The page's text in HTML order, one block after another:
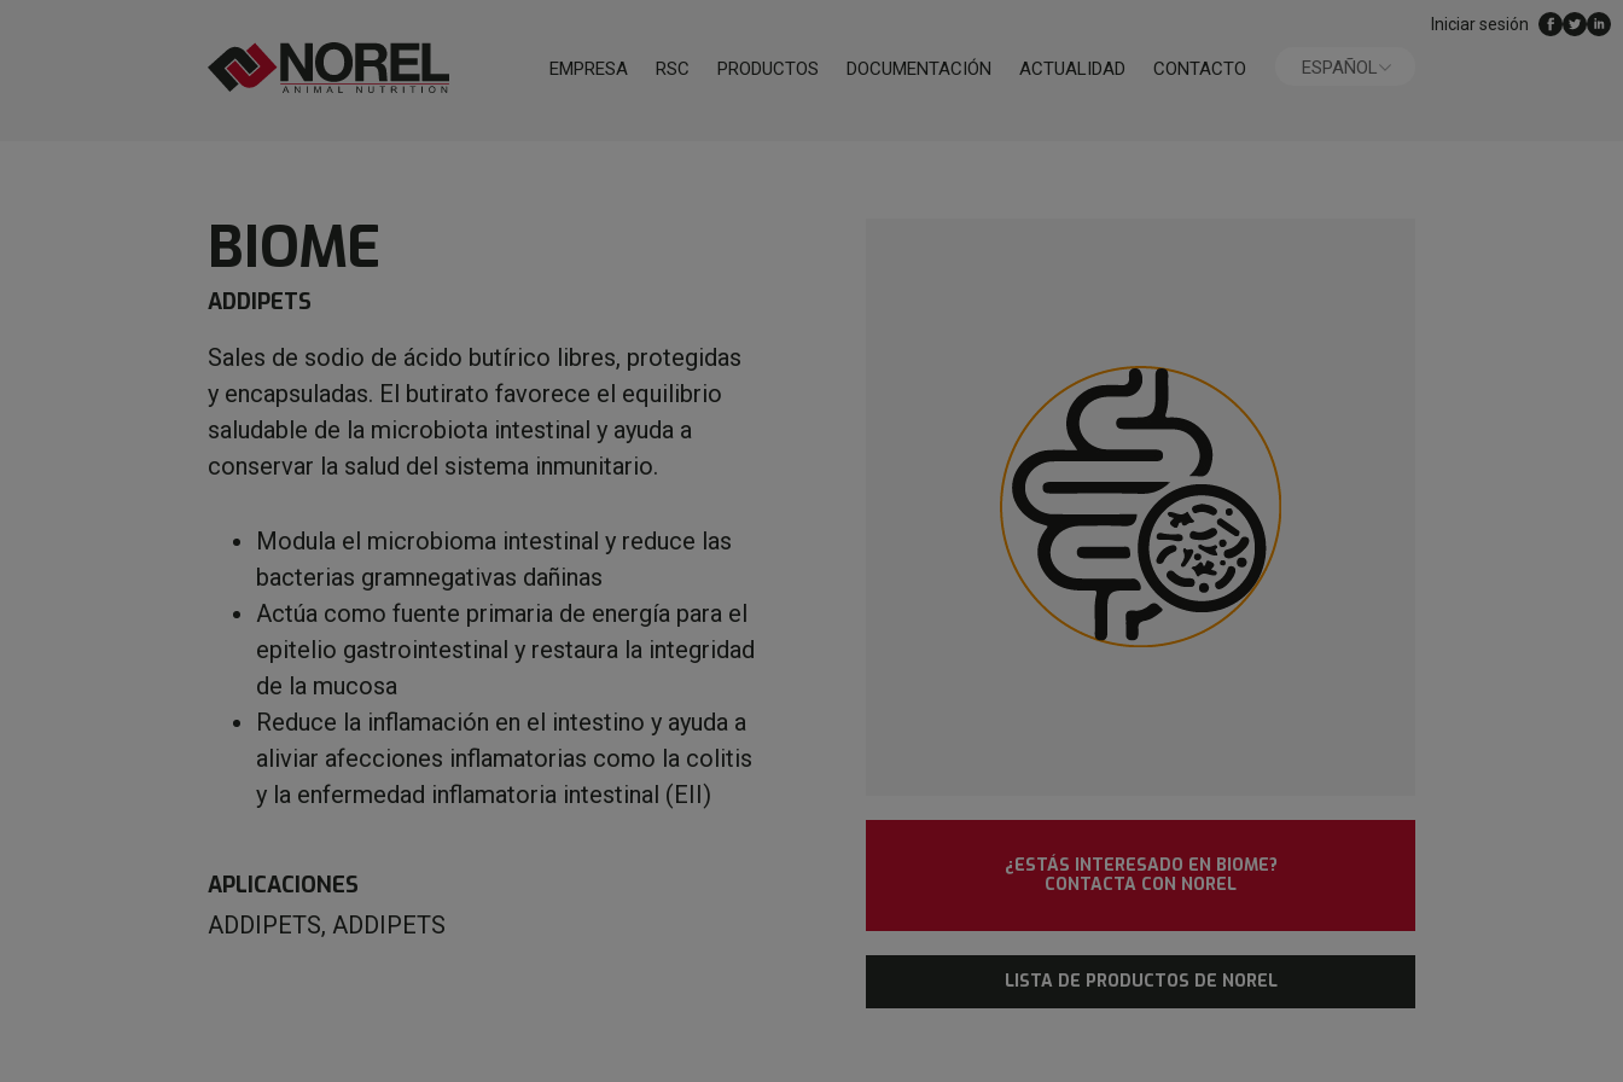
EMPRESA RSC PRODUCTOS DOCUMENTACIÓN ACTUALIDAD
CONTACTO
ESPAÑOL
Iniciar sesión
BIOME
ADDIPETS
Sales de sodio de ácido butírico libres, protegidas
y encapsuladas. El butirato favorece el equilibrio
saludable de la microbiota intestinal y ayuda a
conservar la salud del sistema inmunitario.
Modula el microbioma intestinal y reduce las
bacterias gramnegativas dañinas
Actúa como fuente primaria de energía para el
epitelio gastrointestinal y restaura la integridad
de la mucosa
Reduce la inflamación en el intestino y ayuda a
aliviar afecciones inflamatorias como la colitis
y la enfermedad inflamatoria intestinal (EII)
APLICACIONES
ADDIPETS, ADDIPETS
¿ESTÁS INTERESADO EN BIOME?
CONTACTA CON NOREL
LISTA DE PRODUCTOS DE NOREL